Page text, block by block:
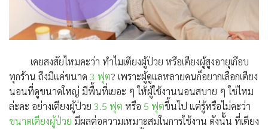
เคยสงสัยไหมคะว่า ทำไมเตียงผู้ป่วย หรือเตียงผู้สูงอายุเกือบ
ทุกร้าน ถึงมีแค่ขนาด 3 ฟุต? เพราะผู้ดูแลหลายคนก็อยากเลือกเตียง
นอนที่ดูขนาดใหญ่ มีพื้นที่เยอะ ๆ ให้ผู้ใช้งานนอนสบาย ๆ ใช่ไหม
ล่ะคะ อย่างเตียงผู้ป่วย 3.5 ฟุต หรือ 5 ฟุตขึ้นไป แต่รู้หรือไม่คะว่า
ขนาดเตียงผู้ป่วย มีผลต่อความเหมาะสมในการใช้งาน ดังนั้น ที่เตียง